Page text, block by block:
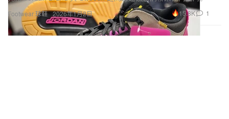
Footwear 球鞋 2026年1月2日 15.8K 1